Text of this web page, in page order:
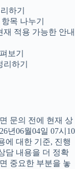
하기
목 나누기
재 적용 가능한 안내
보기
하기
문의 전에 현재 상
년06월04일 07시10
에 대한 기준, 진행
담 내용을 더 정확
중요한 부분을 놓